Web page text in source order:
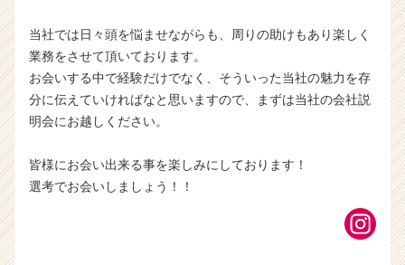
当社では日々頭を悩ませながらも、周りの助けもあり楽しく
業務をさせて頂いております。
お会いする中で経験だけでなく、そういった当社の魅力を存
分に伝えていければなと思いますので、まずは当社の会社説
明会にお越しください。
皆様にお会い出来る事を楽しみにしております！
選考でお会いしましょう！！